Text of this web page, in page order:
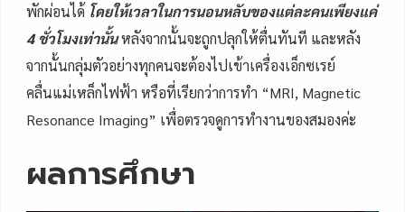
พักผ่อนได้ โดยให้เวลาในการนอนหลับของแต่ละคนเพียงแค่
4 ชั่วโมงเท่านั้นหลังจากนั้นจะถูกปลุกให้ตื่นทันที และหลัง
จากนั้นกลุ่มตัวอย่างทุกคนจะต้องไปเข้าเครื่องเอ็กซเรย์
คลื่นแม่เหล็กไฟฟ้า หรือที่เรียกว่าการทำ “MRI, Magnetic
Resonance Imaging” เพื่อตรวจดูการทำงานของสมองค่ะ
ผลการศึกษา